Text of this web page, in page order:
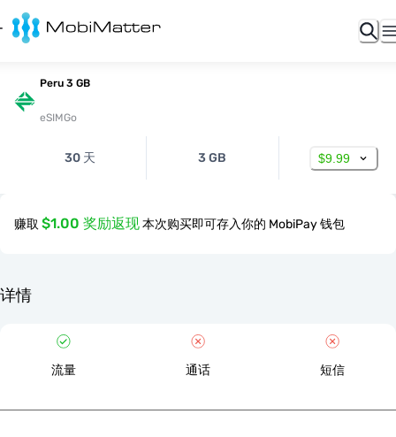
Peru 3 GB
eSIMGo
30 天 3 GB $9.99
赚取 $1.00 奖励返现本次购买即可存入你的 MobiPay 钱包
详情
流量 通话 短信